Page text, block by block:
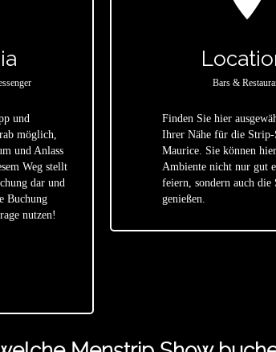
und
möglich,
und Anlass
Weg stellt
dar und
Buchung
nutzen!
Bars &
Finden Sie hier
Ihrer Nähe für die
Maurice. Sie können
Ambiente nicht nur gut
feiern, sondern auch die
genießen.